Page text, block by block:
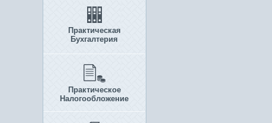
Практическая
Бухгалтерия
Практическое
Налогообложение